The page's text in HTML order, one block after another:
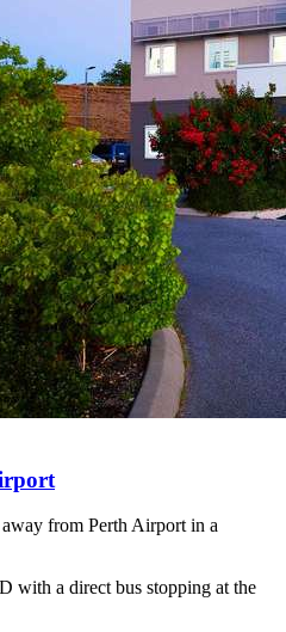
from Perth Airport in a
with a direct bus stopping at the